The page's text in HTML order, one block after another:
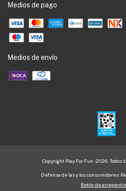
Medios de pago
Medios de envío
Copyright Play For Fun - 2026. Todos
Defensa de las y los consumidores.
Botón de